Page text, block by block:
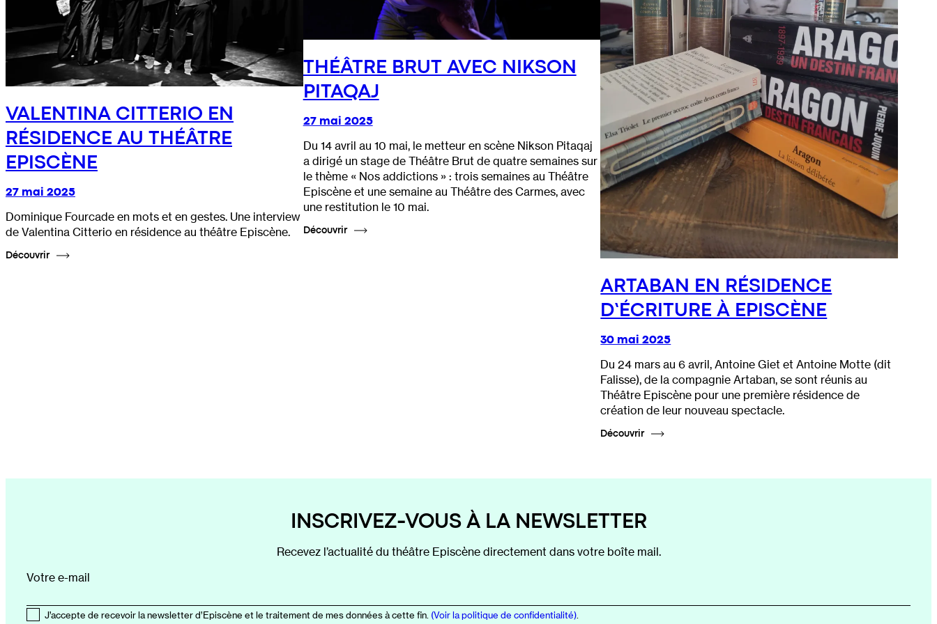
VALENTINA CITTERIO EN
RÉSIDENCE AU THÉÂTRE
EPISCÈNE
27 mai 2025
Dominique Fourcade en mots et en gestes. Une interview
de Valentina Citterio en résidence au théâtre Episcène.
Découvrir
THÉÂTRE BRUT AVEC NIKSON
PITAQAJ
27 mai 2025
Du 14 avril au 10 mai, le metteur en scène Nikson Pitaqaj
a dirigé un stage de Théâtre Brut de quatre semaines sur
le thème « Nos addictions » : trois semaines au Théâtre
Episcène et une semaine au Théâtre des Carmes, avec
une restitution le 10 mai.
Découvrir
ARTABAN EN RÉSIDENCE
D’ÉCRITURE À EPISCÈNE
30 mai 2025
Du 24 mars au 6 avril, Antoine Giet et Antoine Motte (dit
Falisse), de la compagnie Artaban, se sont réunis au
Théâtre Episcène pour une première résidence de
création de leur nouveau spectacle.
Découvrir
INSCRIVEZ-VOUS À LA NEWSLETTER
Recevez l’actualité du théâtre Episcène directement dans votre boîte mail.
Votre e-mail
J’accepte de recevoir la newsletter d’Episcène et le traitement de mes données à cette fin. (Voir la politique de confidentialité)